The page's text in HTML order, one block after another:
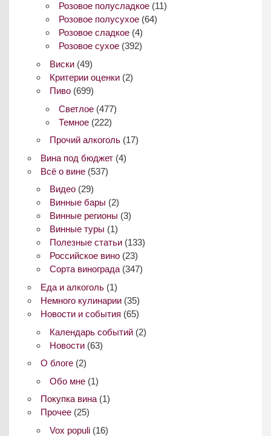
Розовое полусладкое (11)
Розовое полусухое (64)
Розовое сладкое (4)
Розовое сухое (392)
Виски(49)
Критерии оценки(2)
Пиво(699)
Светлое (477)
Темное (222)
Прочий алкоголь(17)
Вина под бюджет(4)
Всё о вине(537)
Видео(29)
Винные бары (2)
Винные регионы (3)
Винные туры (1)
Полезные статьи(133)
Российское вино(23)
Сорта винограда(347)
Еда и алкоголь(1)
Немного кулинарии(35)
Новости и события (65)
Календарь событий(2)
Новости(63)
О блоге(2)
Обо мне(1)
Покупка вина(1)
Прочее(25)
Vox populi(16)